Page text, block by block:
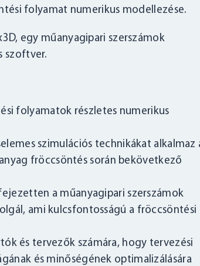
folyamat numerikus modellezése.
egy műanyagipari szerszámok
szoftver.
folyamatok részletes numerikus
szimulációs technikákat alkalmaz
fröccsöntés során bekövetkező
a műanyagipari szerszámok
ami kulcsfontosságú a fröccsöntési
és tervezők számára, hogy tervezési
és minőségének optimalizálására